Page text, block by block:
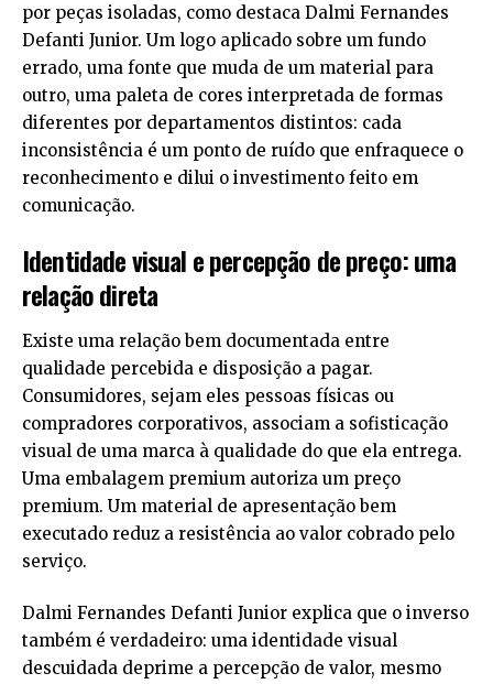
por peças isoladas, como destaca Dalmi Fernandes
Defanti Junior. Um logo aplicado sobre um fundo
errado, uma fonte que muda de um material para
outro, uma paleta de cores interpretada de formas
diferentes por departamentos distintos: cada
inconsistência é um ponto de ruído que enfraquece o
reconhecimento e dilui o investimento feito em
comunicação.
Identidade visual e percepção de preço: uma
relação direta
Existe uma relação bem documentada entre
qualidade percebida e disposição a pagar.
Consumidores, sejam eles pessoas físicas ou
compradores corporativos, associam a sofisticação
visual de uma marca à qualidade do que ela entrega.
Uma embalagem premium autoriza um preço
premium. Um material de apresentação bem
executado reduz a resistência ao valor cobrado pelo
serviço.
Dalmi Fernandes Defanti Junior explica que o inverso
também é verdadeiro: uma identidade visual
descuidada deprime a percepção de valor, mesmo